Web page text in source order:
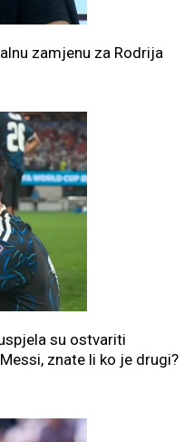
zamjenu za Rodrija
su ostvariti
znate li ko je drugi?